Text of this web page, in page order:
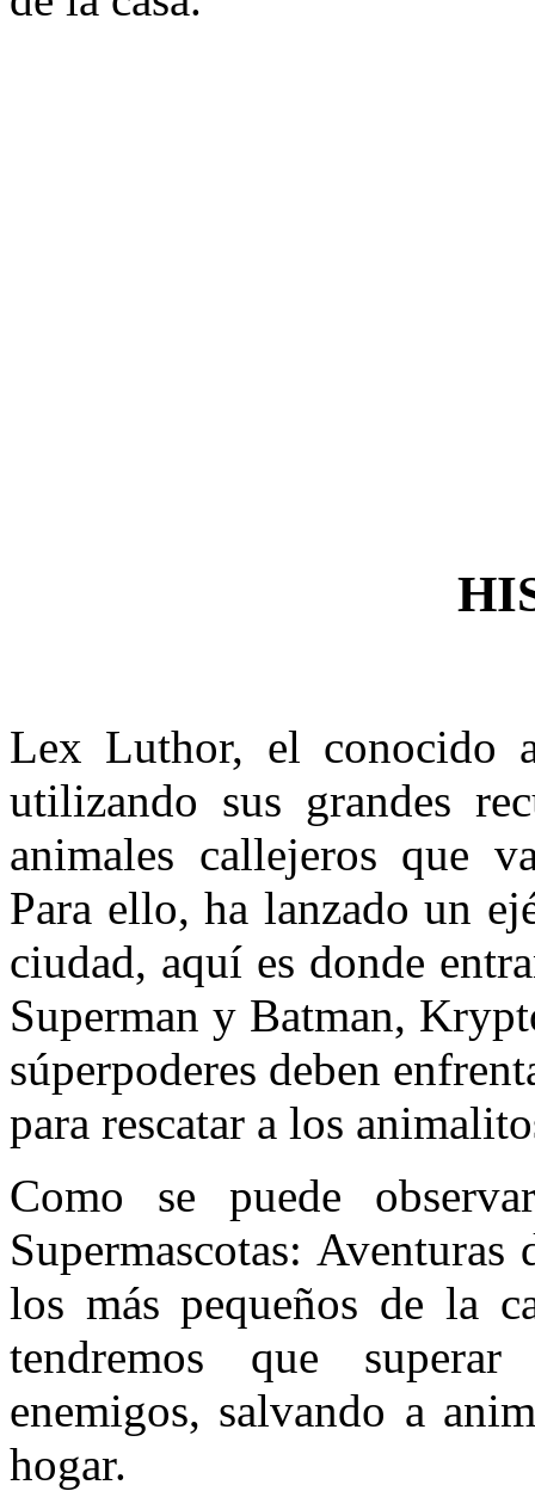
Lex Luthor, el conocido
utilizando sus grandes
animales callejeros que
Para ello, ha lanzado un
ciudad, aquí es donde
Superman y Batman,
súperpoderes deben
para rescatar a los
Como se puede
Supermascotas:
los más pequeños de la
tendremos que
enemigos, salvando a
hogar.